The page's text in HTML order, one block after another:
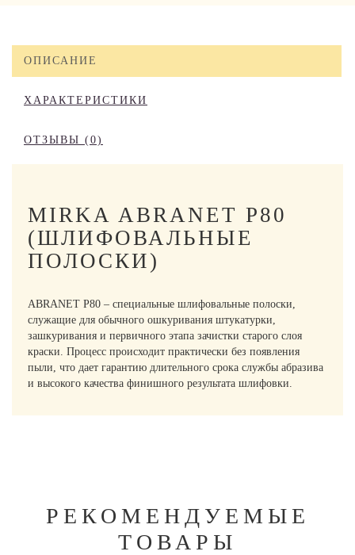
ОПИСАНИЕ
ХАРАКТЕРИСТИКИ
ОТЗЫВЫ (0)
MIRKA ABRANET P80
(ШЛИФОВАЛЬНЫЕ
ПОЛОСКИ)
ABRANET P80 – специальные шлифовальные полоски,
служащие для обычного ошкуривания штукатурки,
зашкуривания и первичного этапа зачистки старого слоя
краски. Процесс происходит практически без появления
пыли, что дает гарантию длительного срока службы абразива
и высокого качества финишного результата шлифовки.
РЕКОМЕНДУЕМЫЕ
ТОВАРЫ